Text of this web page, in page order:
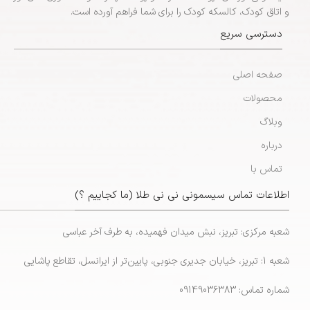
و اتاق کودک، کالسکه کودک را برای شما فراهم آورده است.
دسترسی سریع
صفحه اصلی
محصولات
وبلاگ
درباره
تماس با
اطلاعات تماس سیسمونی نی نی طلا (ما کجاییم ؟)
شعبه مرکزی: تبریز، نبش میدان فهمیده، به طرف آخر عباسی
شعبه 1: تبریز، خیابان جدیری جنوبی، پایین‌تر از ایرانسل، تقاطع پاشایی
شماره تماس: 09149036383